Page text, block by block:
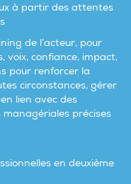
à partir des attentes
de l’acteur, pour
voix, confiance, impact,
pour renforcer la
circonstances, gérer
lien avec des
précises
en deuxième